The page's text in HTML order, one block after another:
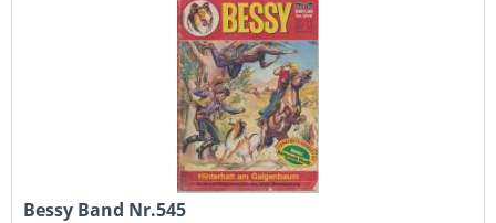
Bessy Band Nr.545